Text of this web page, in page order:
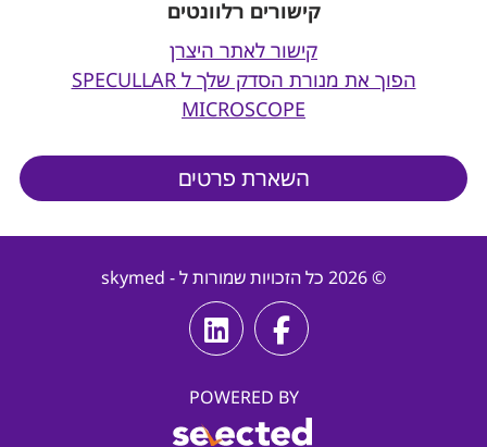
קישורים רלוונטים
קישור לאתר היצרן
הפוך את מנורת הסדק שלך ל SPECULLAR
MICROSCOPE
השארת פרטים
© 2026 כל הזכויות שמורות ל - skymed
POWERED BY